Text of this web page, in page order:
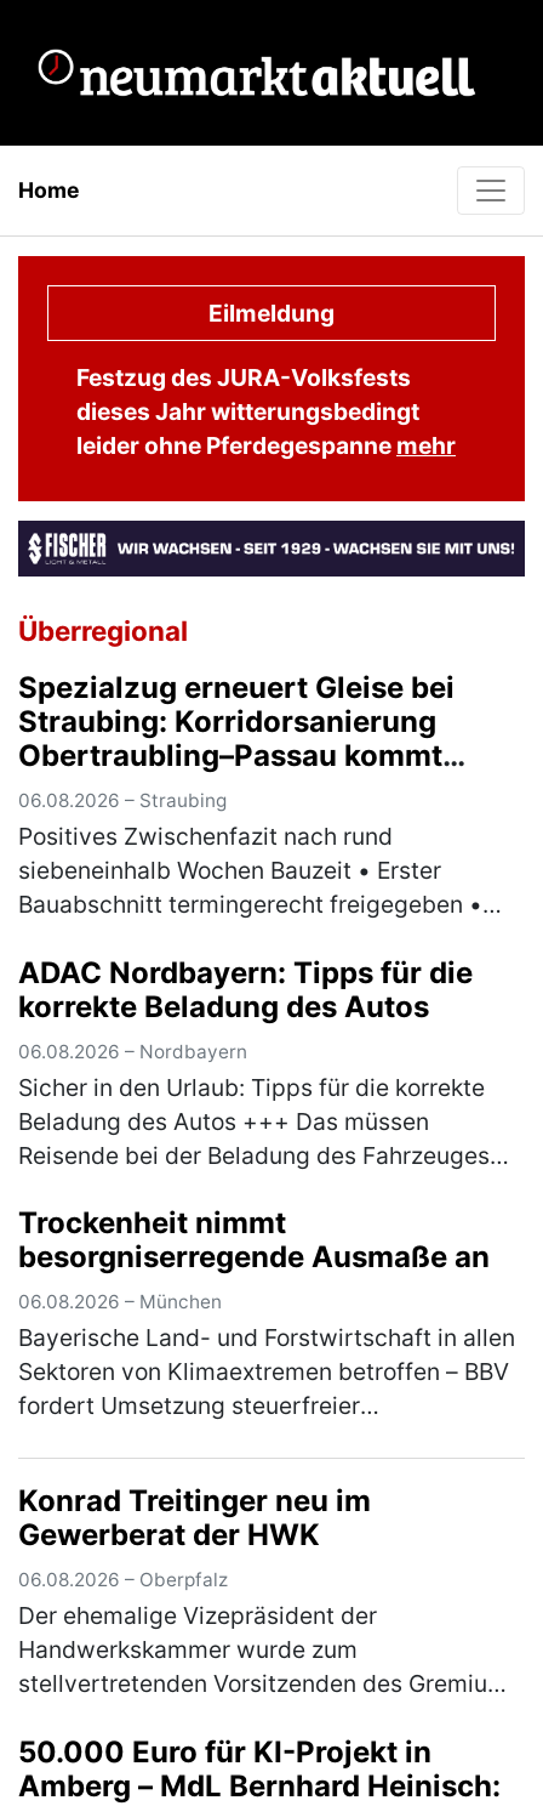
Home
Eilmeldung
Festzug des JURA-Volksfests
dieses Jahr witterungsbedingt
leider ohne Pferdegespanne mehr
Überregional
Spezialzug erneuert Gleise bei
Straubing: Korridorsanierung
Obertraubling–Passau kommt
planmäßig voran
06.08.2026 – Straubing
Positives Zwischenfazit nach rund
siebeneinhalb Wochen Bauzeit • Erster
Bauabschnitt termingerecht freigegeben •
Herausforderungen stabilisiert •
Spezialmaschine erneue…(mehr)
ADAC Nordbayern: Tipps für die
korrekte Beladung des Autos
06.08.2026 – Nordbayern
Sicher in den Urlaub: Tipps für die korrekte
Beladung des Autos +++ Das müssen
Reisende bei der Beladung des Fahrzeuges
bei Missachtung der Vorgaben +++ Sch…
(mehr)
Trockenheit nimmt
besorgniserregende Ausmaße an
06.08.2026 – München
Bayerische Land- und Forstwirtschaft in allen
Sektoren von Klimaextremen betroffen – BBV
fordert Umsetzung steuerfreier
und Hi…(mehr)
Konrad Treitinger neu im
Gewerberat der HWK
06.08.2026 – Oberpfalz
Der ehemalige Vizepräsident der
Handwerkskammer wurde zum
stellvertretenden Vorsitzenden des Gremiums
Mitgliederversammlung des Gewerberates
des ostbayerischen Handwerks wählten …
50.000 Euro für KI-Projekt in
Amberg – MdL Bernhard Heinisch: